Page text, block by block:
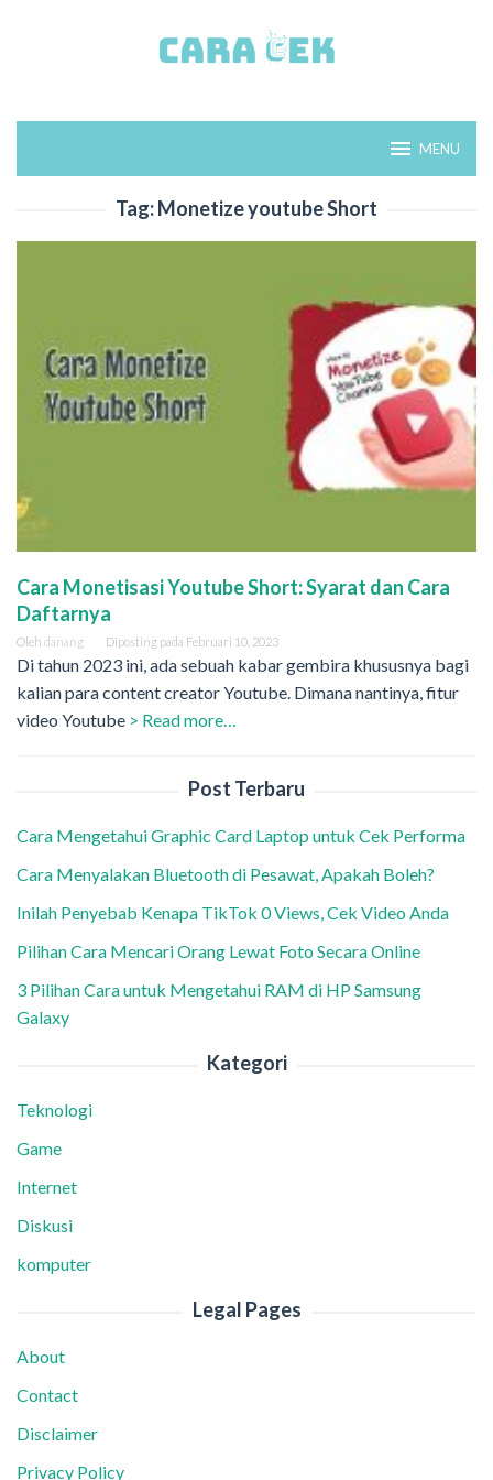
MENU
Tag:Monetize youtube Short
Cara Monetisasi Youtube Short: Syarat dan Cara
Daftarnya
Oleh danang Diposting pada Februari 10, 2023
Di tahun 2023 ini, ada sebuah kabar gembira khususnya bagi
kalian para content creator Youtube. Dimana nantinya, fitur
video Youtube > Read more…
Post Terbaru
Cara Mengetahui Graphic Card Laptop untuk Cek Performa
Cara Menyalakan Bluetooth di Pesawat, Apakah Boleh?
Inilah Penyebab Kenapa TikTok 0 Views, Cek Video Anda
Pilihan Cara Mencari Orang Lewat Foto Secara Online
3 Pilihan Cara untuk Mengetahui RAM di HP Samsung
Galaxy
Kategori
Teknologi
Game
Internet
Diskusi
komputer
Legal Pages
About
Contact
Disclaimer
Privacy Policy